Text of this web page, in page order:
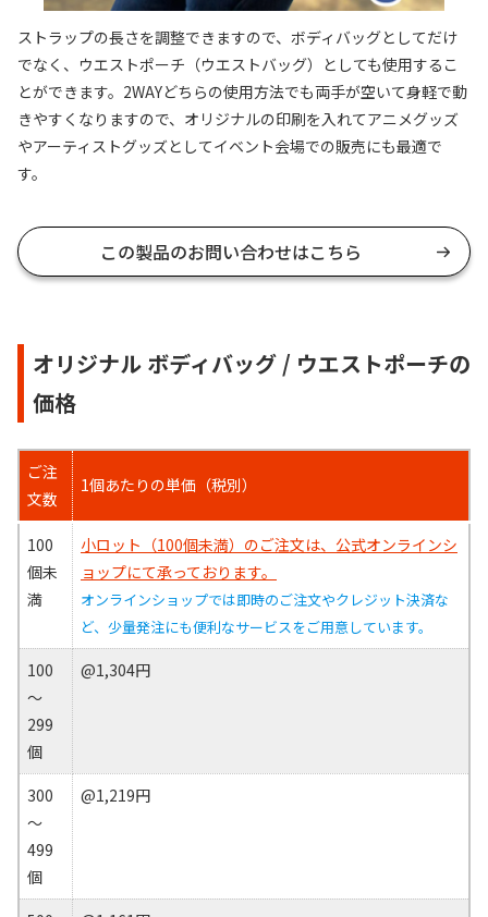
ストラップの長さを調整できますので、ボディバッグとしてだけ
でなく、ウエストポーチ（ウエストバッグ）としても使用するこ
とができます。2WAYどちらの使用方法でも両手が空いて身軽で動
きやすくなりますので、オリジナルの印刷を入れてアニメグッズ
やアーティストグッズとしてイベント会場での販売にも最適で
す。
この製品のお問い合わせはこちら
オリジナル ボディバッグ / ウエストポーチの
価格
ご注
文数
1個あたりの単価（税別）
100
個未
満
小ロット（100個未満）のご注文は、公式オンラインシ
ョップにて承っております。
オンラインショップでは即時のご注文やクレジット決済な
ど、少量発注にも便利なサービスをご用意しています。
100
～
299
個
@1,304円
300
～
499
個
@1,219円